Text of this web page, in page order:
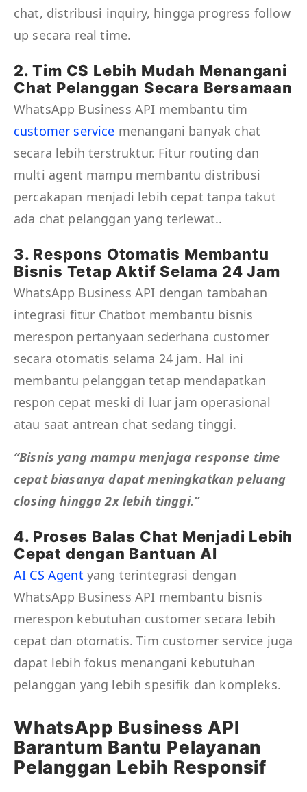
chat, distribusi inquiry, hingga progress follow
up secara real time.
2. Tim CS Lebih Mudah Menangani
Chat Pelanggan Secara Bersamaan
WhatsApp Business API membantu tim
customer service menangani banyak chat
secara lebih terstruktur. Fitur routing dan
multi agent mampu membantu distribusi
percakapan menjadi lebih cepat tanpa takut
ada chat pelanggan yang terlewat..
3. Respons Otomatis Membantu
Bisnis Tetap Aktif Selama 24 Jam
WhatsApp Business API dengan tambahan
integrasi fitur Chatbot membantu bisnis
merespon pertanyaan sederhana customer
secara otomatis selama 24 jam. Hal ini
membantu pelanggan tetap mendapatkan
respon cepat meski di luar jam operasional
atau saat antrean chat sedang tinggi.
“Bisnis yang mampu menjaga response time
cepat biasanya dapat meningkatkan peluang
closing hingga 2x lebih tinggi.”
4. Proses Balas Chat Menjadi Lebih
Cepat dengan Bantuan AI
AI CS Agent yang terintegrasi dengan
WhatsApp Business API membantu bisnis
merespon kebutuhan customer secara lebih
cepat dan otomatis. Tim customer service juga
dapat lebih fokus menangani kebutuhan
pelanggan yang lebih spesifik dan kompleks.
WhatsApp Business API
Barantum Bantu Pelayanan
Pelanggan Lebih Responsif